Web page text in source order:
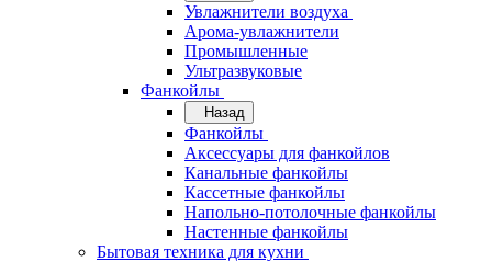
Увлажнители воздуха
Арома-увлажнители
Промышленные
Ультразвуковые
Фанкойлы
Назад
Фанкойлы
Аксессуары для фанкойлов
Канальные фанкойлы
Кассетные фанкойлы
Напольно-потолочные фанкойлы
Настенные фанкойлы
Бытовая техника для кухни